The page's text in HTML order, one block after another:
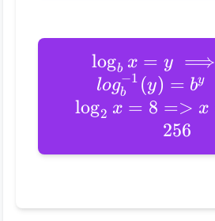
logb x = y ⟹
logb
−1 (y) = by
log2 x = 8 => x
256